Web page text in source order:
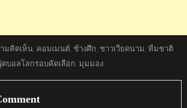
มคิดเห็น, คอมเมนต์, ช้างศึก ชาวเวียดนาม ทีมชาติ
ตบอลโลกรอบคัดเลือก มุมมอง